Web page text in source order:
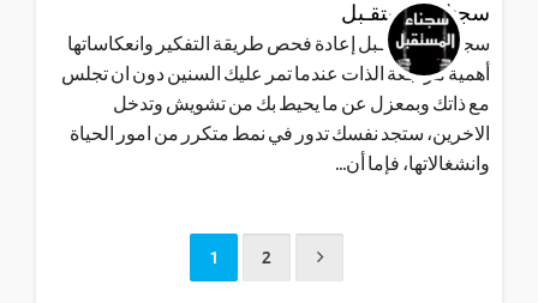
سجناء المستقـبل
سجناء المستقـبل إعادة فحص طريقة التفكير وانعكاساتها
أهمية مراجعة الذات عندما تمر عليك السنين دون ان تجلس
مع ذاتك وبمعزل عن ما يحيط بك من تشويش وتدخل
الاخرين، ستجد نفسك تدور في نمط متكرر من امور الحياة
وانشغالاتها، فإما أن...
1 2